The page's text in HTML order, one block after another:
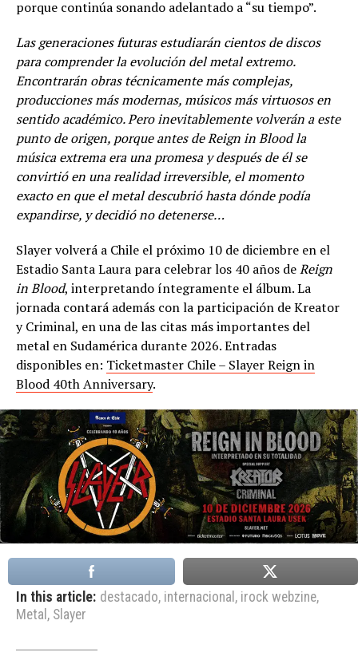
porque continúa sonando adelantado a “su tiempo”.
Las generaciones futuras estudiarán cientos de discos
para comprender la evolución del metal extremo.
Encontrarán obras técnicamente más complejas,
producciones más modernas, músicos más virtuosos en
sentido académico. Pero inevitablemente volverán a este
punto de origen, porque antes de Reign in Blood la
música extrema era una promesa y después de él se
convirtió en una realidad irreversible, el momento
exacto en que el metal descubrió hasta dónde podía
expandirse, y decidió no detenerse…
Slayer volverá a Chile el próximo 10 de diciembre en el
Estadio Santa Laura para celebrar los 40 años deReign
in Blood, interpretando íntegramente el álbum. La
jornada contará además con la participación de Kreator
y Criminal, en una de las citas más importantes del
metal en Sudamérica durante 2026. Entradas
disponibles en: Ticketmaster Chile – Slayer Reign in
Blood 40th Anniversary.
In this article: destacado, internacional , irock webzine,
Metal , Slayer